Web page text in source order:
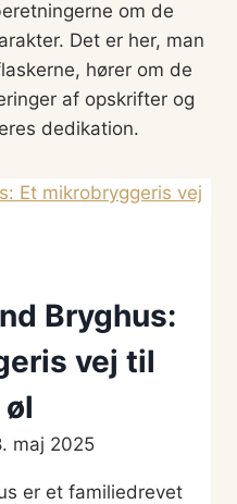
om de
Det er her, man
hører om de
af opskrifter og
dedikation.
Bryghus:
vej til
maj 2025
er et familiedrevet